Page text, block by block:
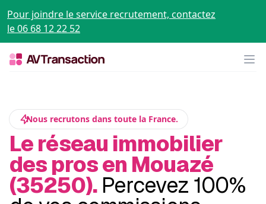
Pour joindre le service recrutement, contactez
le 06 68 12 22 52
Nous recrutons dans toute la France.
Le réseau immobilier
des pros en Mouazé
(35250). Percevez 100%